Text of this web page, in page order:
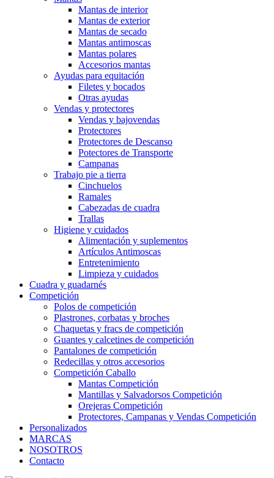
Mantas de interior
Mantas de exterior
Mantas de secado
Mantas antimoscas
Mantas polares
Accesorios mantas
Ayudas para equitación
Filetes y bocados
Otras ayudas
Vendas y protectores
Vendas y bajovendas
Protectores
Protectores de Descanso
Potectores de Transporte
Campanas
Trabajo pie a tierra
Cinchuelos
Ramales
Cabezadas de cuadra
Trallas
Higiene y cuidados
Alimentación y suplementos
Artículos Antimoscas
Entretenimiento
Limpieza y cuidados
Cuadra y guadarnés
Competición
Polos de competición
Plastrones, corbatas y broches
Chaquetas y fracs de competición
Guantes y calcetines de competición
Pantalones de competición
Redecillas y otros accesorios
Competición Caballo
Mantas Competición
Mantillas y Salvadorsos Competición
Orejeras Competición
Protectores, Campanas y Vendas Competición
Personalizados
MARCAS
NOSOTROS
Contacto